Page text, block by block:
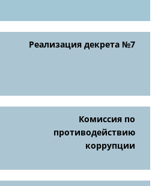
Реализация декрета №7
Комиссия по
противодействию
коррупции